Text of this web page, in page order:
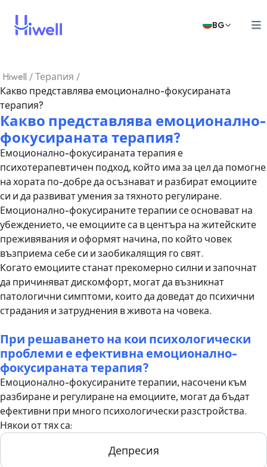
BG
Hiwell / Терапия /
Какво представлява емоционално-фокусираната
терапия?
Какво представлява емоционално-
фокусираната терапия?
Емоционално-фокусираната терапия е
психотерапевтичен подход, който има за цел да помогне
на хората по-добре да осъзнават и разбират емоциите
си и да развиват умения за тяхното регулиране.
Емоционално-фокусираните терапии се основават на
убеждението, че емоциите са в центъра на житейските
преживявания и оформят начина, по който човек
възприема себе си и заобикалящия го свят.
Когато емоциите станат прекомерно силни и започнат
да причиняват дискомфорт, могат да възникнат
патологични симптоми, които да доведат до психични
страдания и затруднения в живота на човека.
При решаването на кои психологически
проблеми е ефективна емоционално-
фокусираната терапия?
Емоционално-фокусираните терапии, насочени към
разбиране и регулиране на емоциите, могат да бъдат
ефективни при много психологически разстройства.
Някои от тях са:
Депресия